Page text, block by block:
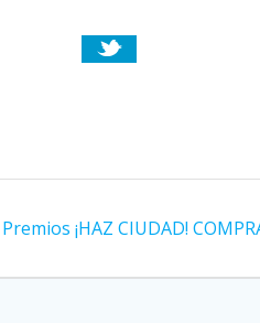
¡HAZ CIUDAD!